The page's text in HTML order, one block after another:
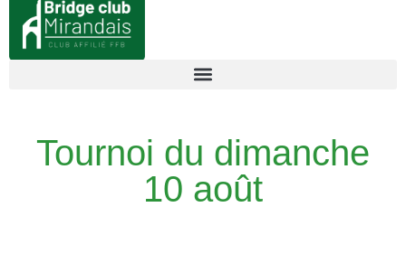
Tournoi du dimanche
10 août